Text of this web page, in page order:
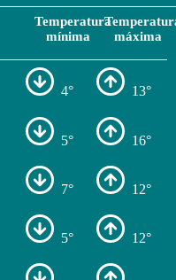
Temperatura
mínima
máxima
4° 13°
5° 16°
7° 12°
5° 12°